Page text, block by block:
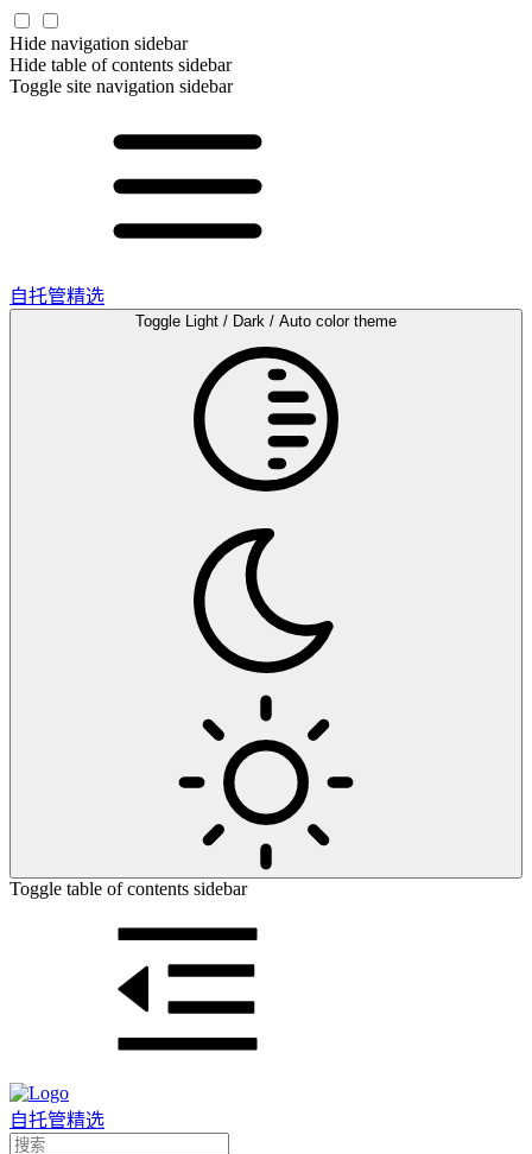
Hide navigation sidebar
Hide table of contents sidebar
Toggle site navigation sidebar
自托管精选
Toggle Light / Dark / Auto color theme
Toggle table of contents sidebar
自托管精选